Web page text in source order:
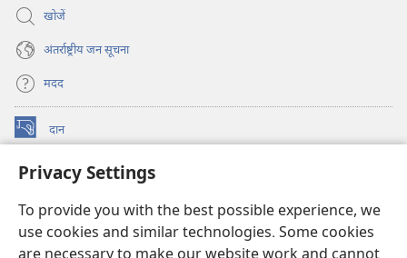
Privacy Settings
To provide you with the best possible experience, we
use cookies and similar technologies. Some cookies
खोजें
अंतर्राष्ट्रीय जन सूचना
मदद
दान
(opens
window)
वॉचटावर ऑनलाइन लाइब्रेरी
new
JW Hub ®
(opens
new